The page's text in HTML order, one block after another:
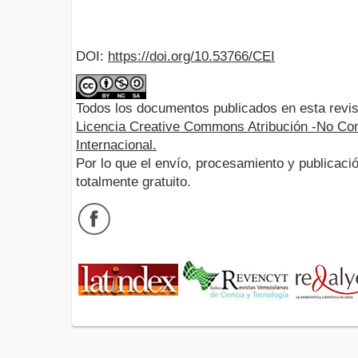
DOI: https://doi.org/10.53766/CEI
Todos los documentos publicados en esta
Licencia Creative Commons Atribución -No
Internacional.
Por lo que el envío, procesamiento y
totalmente gratuito.